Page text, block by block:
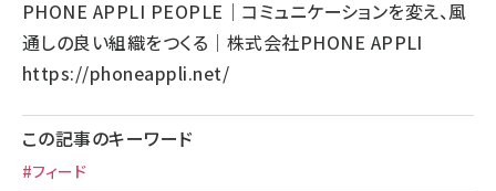
PHONE APPLI PEOPLE｜コミュニケーションを変え、風
通しの良い組織をつくる｜株式会社PHONE APPLI
https://phoneappli.net/
この記事のキーワード
#フィード